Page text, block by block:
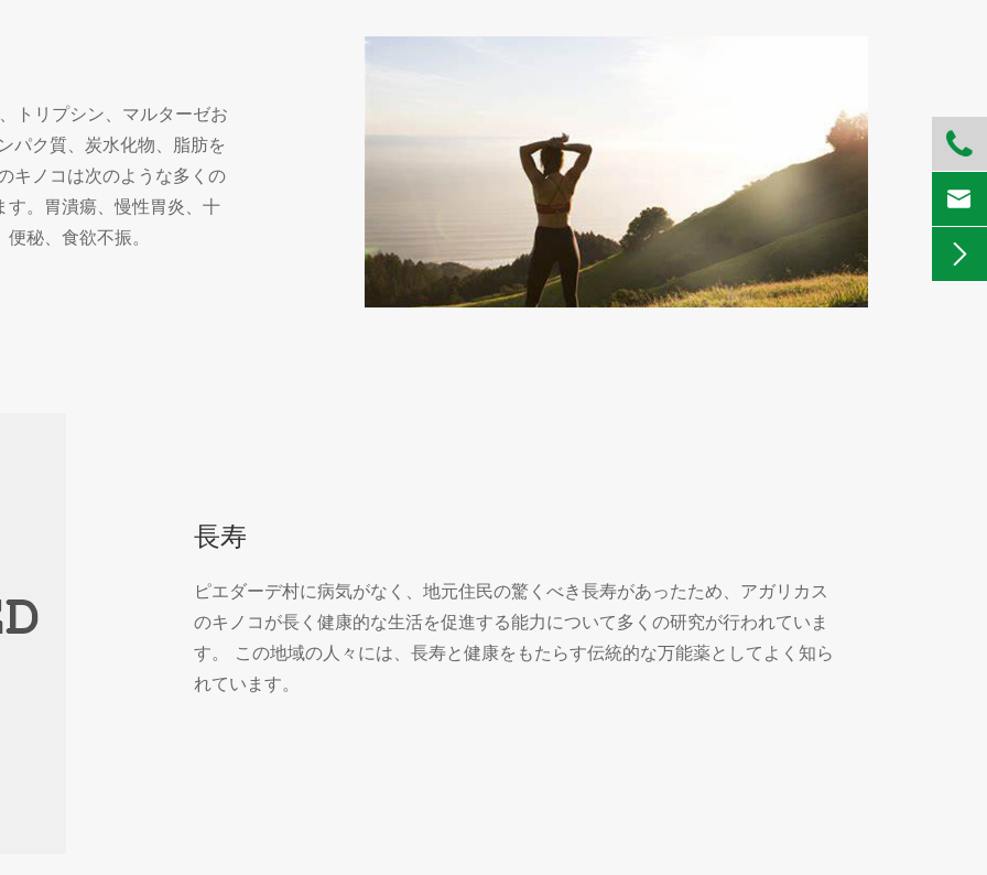
トリプシン、マルターゼお
パク質、炭水化物、脂肪を
キノコは次のような多くの
。胃潰瘍、慢性胃炎、十
秘、食欲不振。
長寿
ピエダーデ村に病気がなく、地元住民の驚くべき長寿があったため、アガリカス
のキノコが長く健康的な生活を促進する能力について多くの研究が行われていま
す。 この地域の人々には、長寿と健康をもたらす伝統的な万能薬としてよく知ら
れています。


